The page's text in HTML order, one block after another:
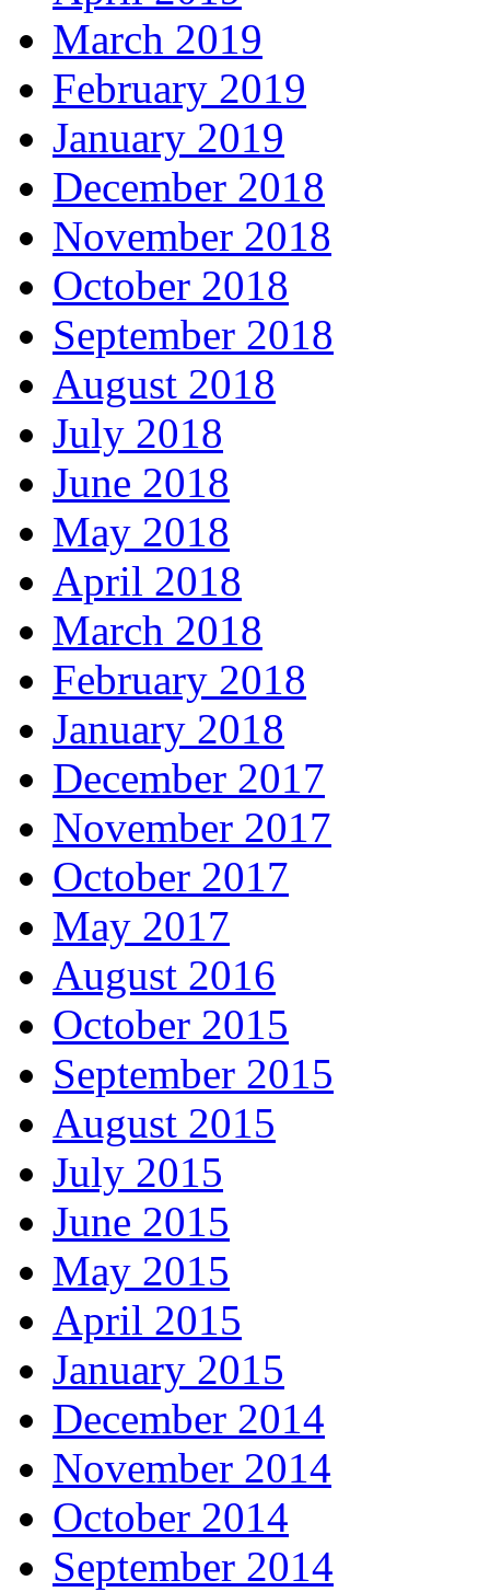
March 2019
February 2019
January 2019
December 2018
November 2018
October 2018
September 2018
August 2018
July 2018
June 2018
May 2018
April 2018
March 2018
February 2018
January 2018
December 2017
November 2017
October 2017
May 2017
August 2016
October 2015
September 2015
August 2015
July 2015
June 2015
May 2015
April 2015
January 2015
December 2014
November 2014
October 2014
September 2014